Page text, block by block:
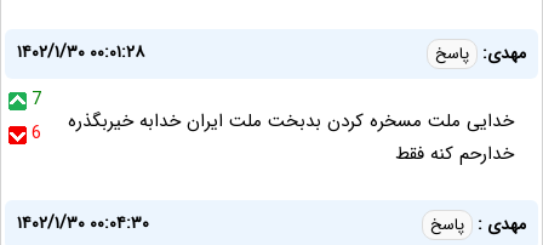
مهدی: پاسخ
۱۴۰۲/۱/۳۰ ۰۰:۰۱:۲۸
7
6
خدایی ملت مسخره کردن بدبخت ملت ایران خدابه خیربگذره
خدارحم کنه فقط
مهدی : پاسخ
۱۴۰۲/۱/۳۰ ۰۰:۰۴:۳۰